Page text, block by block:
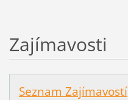
Zajímavosti
Seznam Zajímavostí